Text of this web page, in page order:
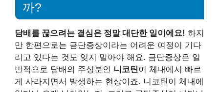
까?
담배를 끊으려는 결심은 정말 대단한 일이에요! 하지
만 한편으로는 금단증상이라는 어려운 여정이 기다
리고 있다는 것도 잊지 말아야 해요. 금단증상은 일
반적으로 담배의 주성분인 니코틴이 체내에서 빠르
게 사라지면서 발생하는 현상이죠. 니코틴이 체내에